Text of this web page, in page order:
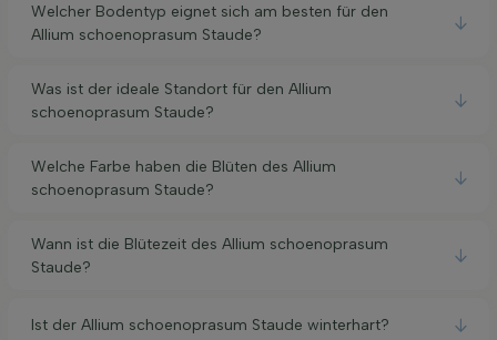
Welcher Bodentyp eignet sich am besten für den
Allium schoenoprasum Staude?
Was ist der ideale Standort für den Allium
schoenoprasum Staude?
Welche Farbe haben die Blüten des Allium
schoenoprasum Staude?
Wann ist die Blütezeit des Allium schoenoprasum
Staude?
Ist der Allium schoenoprasum Staude winterhart?